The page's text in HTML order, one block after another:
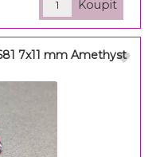
7x11 mm Amethyst